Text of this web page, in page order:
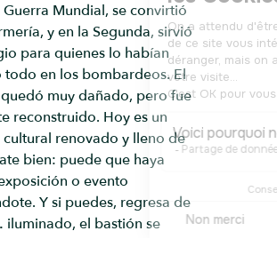
Guerra Mundial, se convirtió
y en la Segunda, sirvió
para quienes lo habían
en los bombardeos. El
muy dañado, pero fue
reconstruido. Hoy es un
renovado y lleno de
bien: puede que haya
o evento
Y si puedes, regresa de
el bastión se